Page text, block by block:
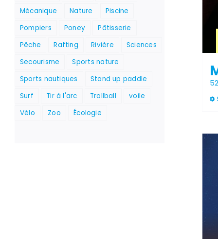
Mécanique
Nature
Piscine
Pompiers
Poney
Pâtisserie
Pêche
Rafting Rivière
Sciences
Secourisme
Sports nature
Sports nautiques
Stand up paddle
Surf
Tir à l'arc Trollball
voile
Vélo
Zoo Écologie